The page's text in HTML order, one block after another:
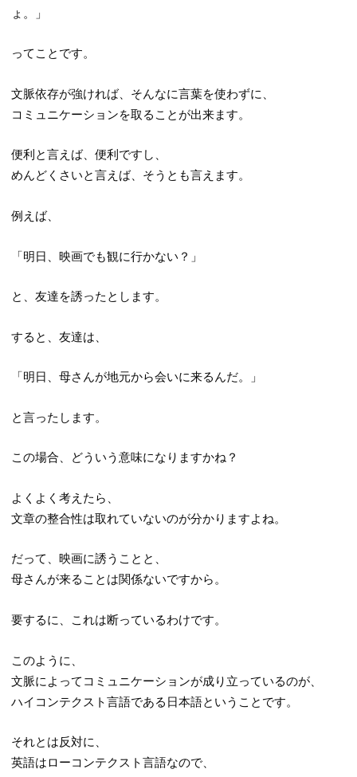
ょ。」
ってことです。
文脈依存が強ければ、そんなに言葉を使わずに、
コミュニケーションを取ることが出来ます。
便利と言えば、便利ですし、
めんどくさいと言えば、そうとも言えます。
例えば、
「明日、映画でも観に行かない？」
と、友達を誘ったとします。
すると、友達は、
「明日、母さんが地元から会いに来るんだ。」
と言ったします。
この場合、どういう意味になりますかね？
よくよく考えたら、
文章の整合性は取れていないのが分かりますよね。
だって、映画に誘うことと、
母さんが来ることは関係ないですから。
要するに、これは断っているわけです。
このように、
文脈によってコミュニケーションが成り立っているのが、
ハイコンテクスト言語である日本語ということです。
それとは反対に、
英語はローコンテクスト言語なので、